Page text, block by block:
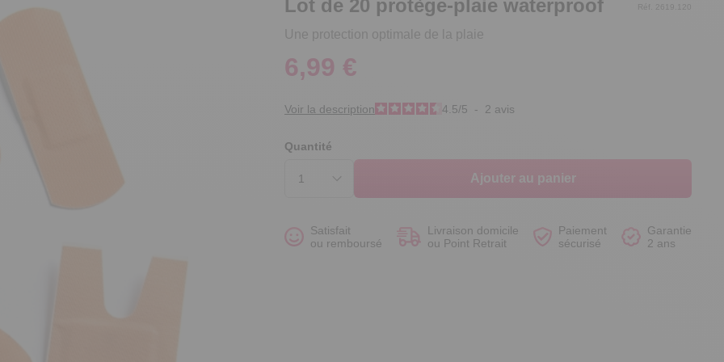
Lot de 20 protège-plaie waterproof
Une protection optimale de la plaie
Réf. 2619.120
6,99 €
Voir la description 4.5/5 - 2 avis
Quantité
Ajouter au panier
Satisfait
ou remboursé
Livraison domicile
ou Point Retrait
Paiement
sécurisé
Garantie
2 ans